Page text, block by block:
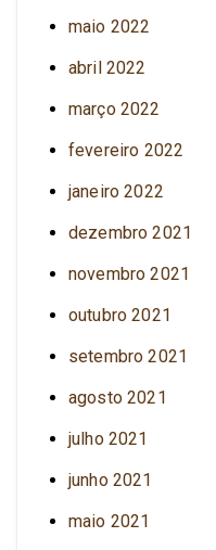
maio 2022
abril 2022
março 2022
fevereiro 2022
janeiro 2022
dezembro 2021
novembro 2021
outubro 2021
setembro 2021
agosto 2021
julho 2021
junho 2021
maio 2021